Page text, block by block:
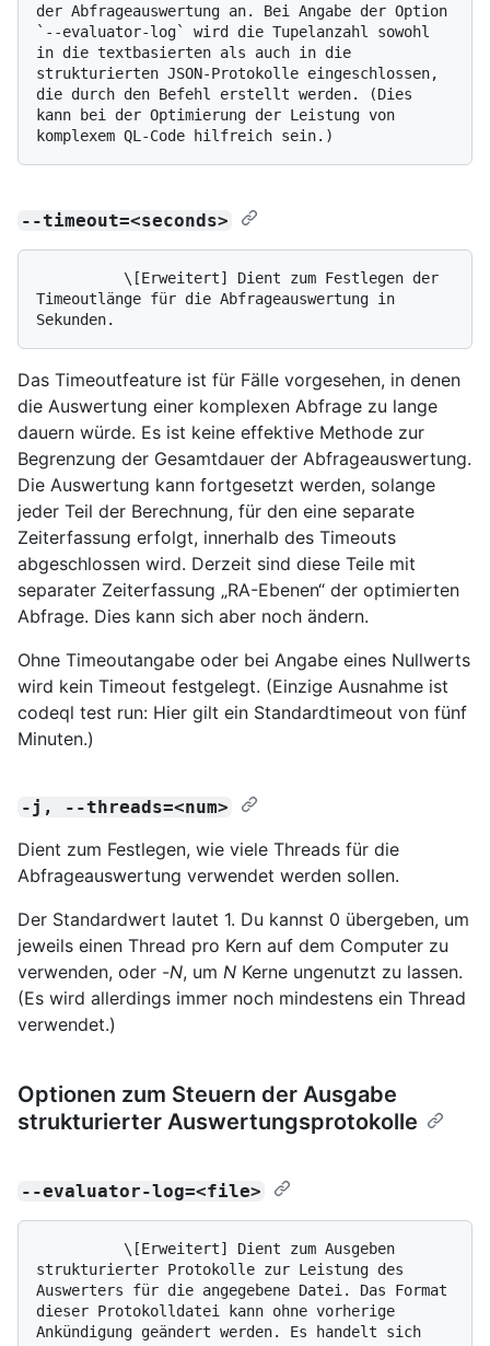
der Abfrageauswertung an. Bei Angabe der Option
`--evaluator-log` wird die Tupelanzahl sowohl
in die textbasierten als auch in die
strukturierten JSON-Protokolle eingeschlossen,
die durch den Befehl erstellt werden. (Dies
kann bei der Optimierung der Leistung von
--timeout=<seconds>
Timeoutlänge für die Abfrageauswertung in
Das Timeoutfeature ist für Fälle vorgesehen, in denen
die Auswertung einer komplexen Abfrage zu lange
dauern würde. Es ist keine effektive Methode zur
Begrenzung der Gesamtdauer der Abfrageauswertung.
Die Auswertung kann fortgesetzt werden, solange
jeder Teil der Berechnung, für den eine separate
Zeiterfassung erfolgt, innerhalb des Timeouts
abgeschlossen wird. Derzeit sind diese Teile mit
separater Zeiterfassung „RA-Ebenen“ der optimierten
Abfrage. Dies kann sich aber noch ändern.
Ohne Timeoutangabe oder bei Angabe eines Nullwerts
wird kein Timeout festgelegt. (Einzige Ausnahme ist
codeql test run: Hier gilt ein Standardtimeout von fünf
Minuten.)
-j, --threads=<num>
Dient zum Festlegen, wie viele Threads für die
Abfrageauswertung verwendet werden sollen.
Der Standardwert lautet 1. Du kannst 0 übergeben, um
jeweils einen Thread pro Kern auf dem Computer zu
verwenden, oder -N, um N Kerne ungenutzt zu lassen.
(Es wird allerdings immer noch mindestens ein Thread
verwendet.)
Optionen zum Steuern der Ausgabe
strukturierter Auswertungsprotokolle
--evaluator-log=<file>
strukturierter Protokolle zur Leistung des
Auswerters für die angegebene Datei. Das Format
dieser Protokolldatei kann ohne vorherige
Ankündigung geändert werden. Es handelt sich